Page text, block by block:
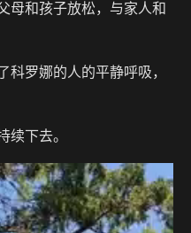
母和孩子放松，与家人和
科罗娜的人的平静呼吸，
续下去。